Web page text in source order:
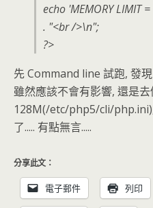
echo 'MEMORY LIMIT
. "<br />\n";
?>
先 Command line 試跑, 發
雖然應該不會有影響, 還是
128M(/etc/php5/cli/
了..... 有點無言.....
分享此文：
電子郵件 列印